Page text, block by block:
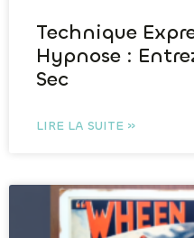
Technique
Hypnose :
Sec
LIRE LA SUITE »